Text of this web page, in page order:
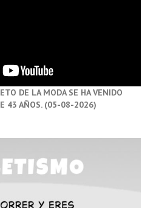
DE LA MODA SE HA VENIDO
43 AÑOS. (05-08-2026)